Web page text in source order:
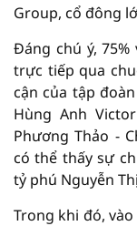
Group, cổ đông
Đáng chú ý,
trực tiếp qua
cận của tập
Hùng Anh
Phương Thảo -
có thể thấy sự
tỷ phú Nguyễn
Trong khi đó,